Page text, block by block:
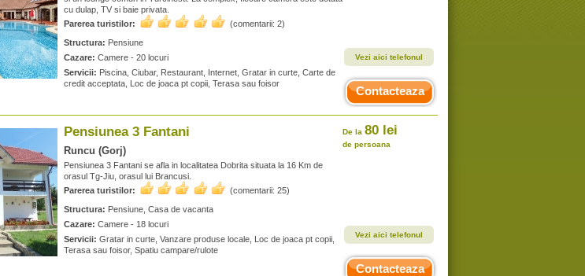
cu dulap, TV si baie privata.
Parerea turistilor:
(comentarii: 2)
Structura: Pensiune
Cazare: Camere - 20 locuri
Servicii: Piscina, Ciubar, Restaurant, Internet, Gratar in curte, Carte de
credit acceptata, Loc de joaca pt copii, Terasa sau foisor
Vezi aici telefonul
Contacteaza
Pensiunea 3 Fantani
Runcu (Gorj)
Pensiunea 3 Fantani se afla in localitatea Dobrita situata la 16 Km de
orasul Tg-Jiu, orasul lui Brancusi.
Parerea turistilor:
(comentarii: 25)
Structura: Pensiune, Casa de vacanta
Cazare: Camere - 18 locuri
Servicii: Gratar in curte, Vanzare produse locale, Loc de joaca pt copii,
Terasa sau foisor, Spatiu campare/rulote
De la 80 lei
de persoana
Vezi aici telefonul
Contacteaza